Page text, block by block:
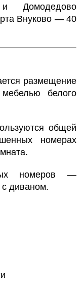
и Домодедово
Внуково — 40
размещение
белого
общей
номерах
номеров —
с диваном.